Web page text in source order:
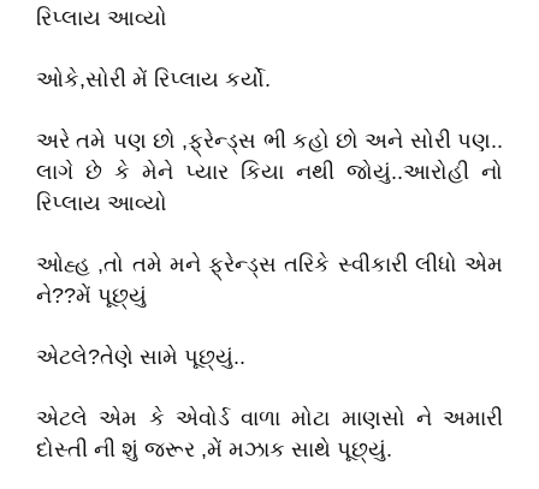
રિપ્લાય આવ્યો
ઓકે,સોરી મેં રિપ્લાય કર્યો.
અરે તમે પણ છો ,ફ્રેન્ડ્સ ભી કહો છો અને સોરી પણ..
લાગે છે કે મેને પ્યાર કિયા નથી જોયું..આરોહી નો
રિપ્લાય આવ્યો
ઓહ્હ ,તો તમે મને ફ્રેન્ડ્સ તરિકે સ્વીકારી લીધો એમ
ને??મેં પૂછ્યું
એટલે?તેણે સામે પૂછ્યું..
એટલે એમ કે એવોર્ડ વાળા મોટા માણસો ને અમારી
દોસ્તી ની શું જરૂર ,મેં મઝાક સાથે પૂછ્યું.